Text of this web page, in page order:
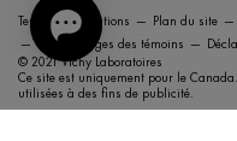
Termes et conditions Plan du site
Paramétrages des témoins
© 2021 Vichy Laboratoires
Ce site est uniquement pour le
utilisées à des fins de publicité.